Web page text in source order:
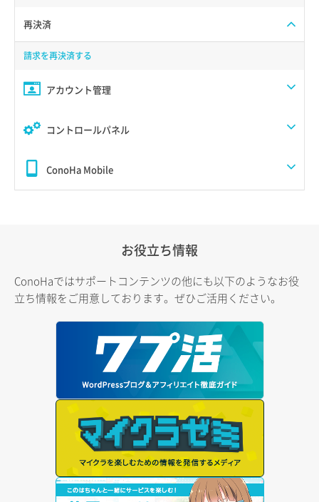
再決済
請求を再決済する
アカウント管理
コントロールパネル
ConoHa Mobile
お役立ち情報
ConoHaではサポートコンテンツの他にも以下のようなお役
立ち情報をご用意しております。ぜひご活用ください。